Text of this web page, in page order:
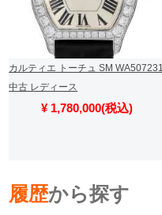
カルティエ トーチュ SM WA507231
中古 レディース
¥ 1,780,000(税込)
履歴から探す